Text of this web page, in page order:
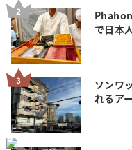
で日本
ソンワ
れるア